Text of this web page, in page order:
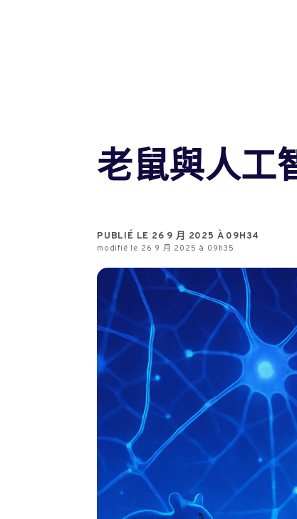
老鼠與人工
PUBLIÉ LE 26 9 月 2025 À 09H34
modifié le 26 9 月 2025 à 09h35